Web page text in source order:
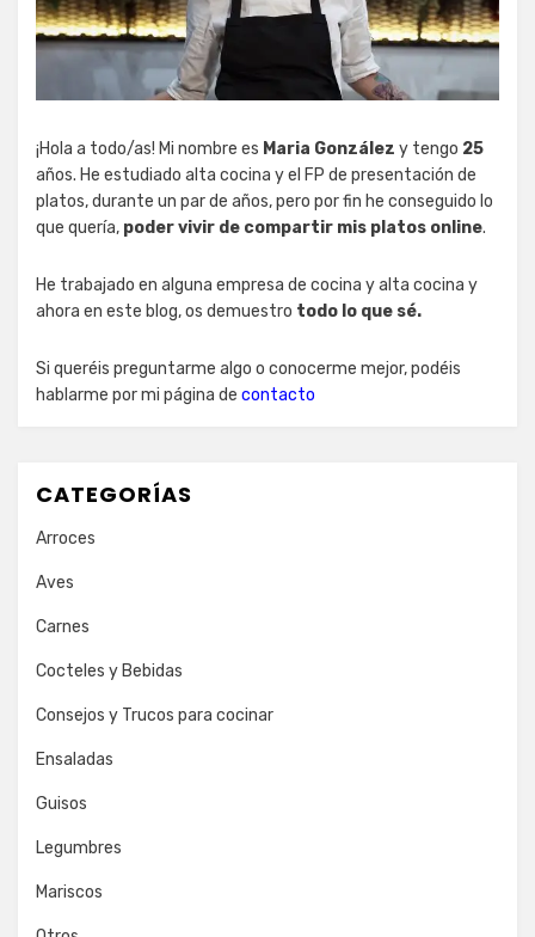
¡Hola a todo/as! Mi nombre es Maria González y tengo 25
años. He estudiado alta cocina y el FP de presentación de
platos, durante un par de años, pero por fin he conseguido lo
que quería, poder vivir de compartir mis platos online.
He trabajado en alguna empresa de cocina y alta cocina y
ahora en este blog, os demuestro todo lo que sé.
Si queréis preguntarme algo o conocerme mejor, podéis
hablarme por mi página de contacto
CATEGORÍAS
Arroces
Aves
Carnes
Cocteles y Bebidas
Consejos y Trucos para cocinar
Ensaladas
Guisos
Legumbres
Mariscos